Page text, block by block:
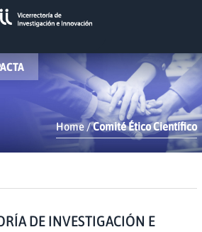
Home /Comité Ético Científico
DE INVESTIGACIÓN E